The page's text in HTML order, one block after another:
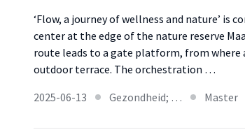
‘Flow, a journey of wellness and nature’
center at the edge of the nature reserve
route leads to a gate platform, from where
outdoor terrace. The orchestration …
2025-06-13
Gezondheid; … Master